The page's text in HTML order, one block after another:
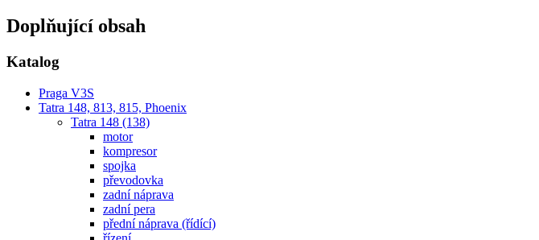
Doplňující obsah
Katalog
Praga V3S
Tatra 148, 813, 815, Phoenix
Tatra 148 (138)
motor
kompresor
spojka
převodovka
zadní náprava
zadní pera
přední náprava (řídící)